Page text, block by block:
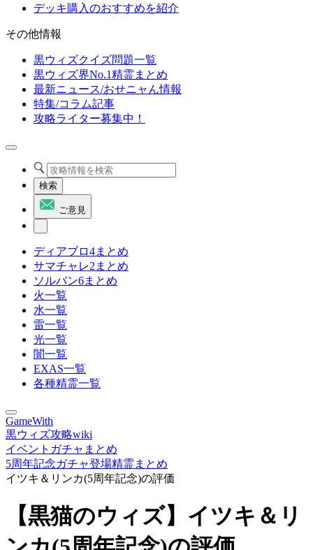
デッキ購入のおすすめを紹介
その他情報
黒ウィズクイズ問題一覧
黒ウィズ界No.1精霊まとめ
最新ニュース/おせニャん情報
特集/コラム記事
攻略ライター募集中！
検索
ご意見
ディアブロ4まとめ
サマチャレ2まとめ
ソルバン6まとめ
火一覧
水一覧
雷一覧
光一覧
闇一覧
EXAS一覧
各種精霊一覧
GameWith
黒ウィズ攻略wiki
イベントガチャまとめ
5周年記念ガチャ登場精霊まとめ
イツキ＆リンカ(5周年記念)の評価
【黒猫のウィズ】イツキ＆リ